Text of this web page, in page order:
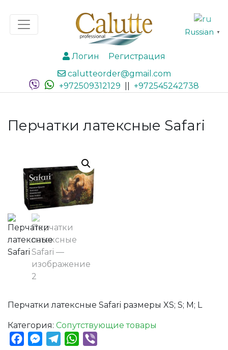
Логин
Регистрация
calutteorder@gmail.com
+972509312129
+972545242738
Russian ▼
Перчатки латексные Safari
Перчатки латексные Safari размеры XS; S; M; L
Категория: Сопутствующие товары
FacebookMessenger
TelegramWhatsApp